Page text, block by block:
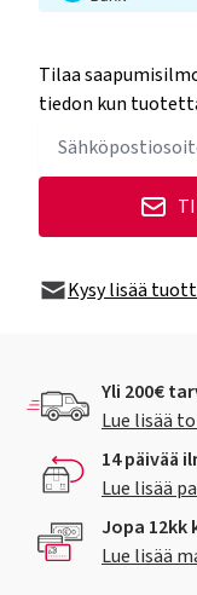
Tilaa
tiedon kun
Kysy lisää
Yli 200€
Lue lisää
14 päivää
Lue lisää
Jopa
Lue lisää